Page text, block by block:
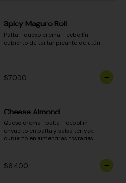
Spicy Maguro Roll
Palta - queso crema - cebollín -
cubierto de tartar picante de atún
$7.000
Cheese Almond
Queso crema- palta - cebollín
envuelto en palta y salsa teriyaki
cubierto en almendras tostadas
$6.400